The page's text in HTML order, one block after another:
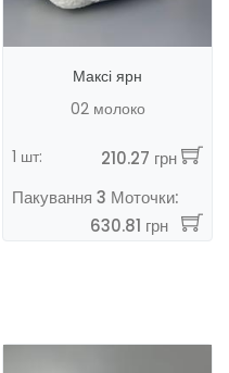
Максі ярн
02 молоко
1 шт:
210.27 грн
Пакування 3 Моточки:
630.81 грн